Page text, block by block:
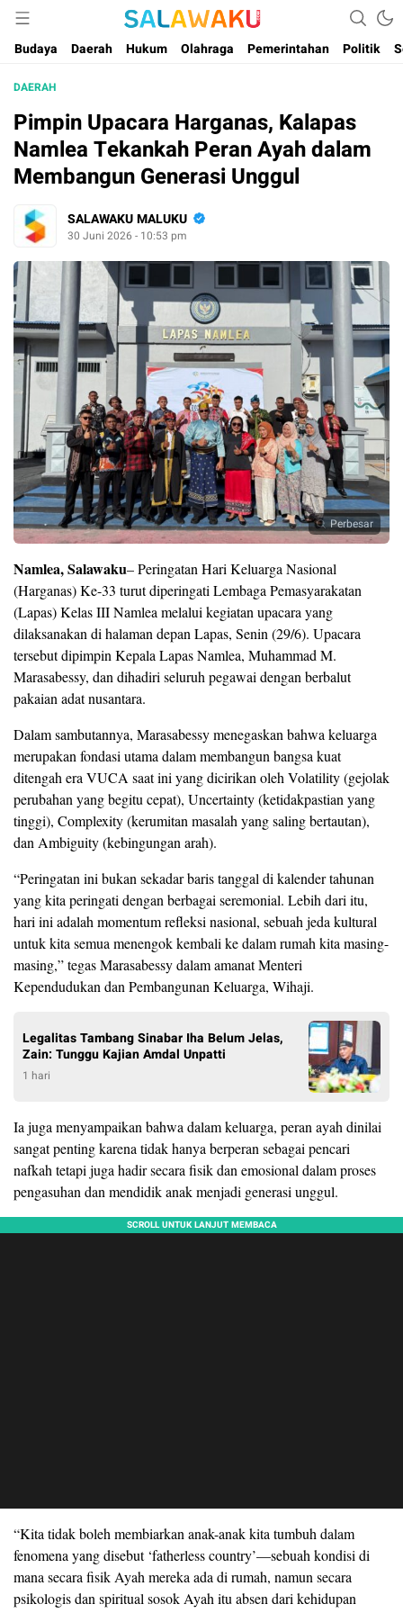
Salawaku Maluku
Salam dan Warta Anak Maluku
Budaya
Daerah Hukum Olahraga Pemerintahan Politik
DAERAH
Pimpin Upacara Harganas, Kalapas
Namlea Tekankah Peran Ayah dalam
Membangun Generasi Unggul
SALAWAKU MALUKU
30 Juni 2026 - 10:53 pm
Perbesar
Namlea, Salawaku– Peringatan Hari Keluarga Nasional
(Harganas) Ke-33 turut diperingati Lembaga Pemasyarakatan
(Lapas) Kelas III Namlea melalui kegiatan upacara yang
dilaksanakan di halaman depan Lapas, Senin (29/6). Upacara
tersebut dipimpin Kepala Lapas Namlea, Muhammad M.
Marasabessy, dan dihadiri seluruh pegawai dengan berbalut
pakaian adat nusantara.
Dalam sambutannya, Marasabessy menegaskan bahwa keluarga
merupakan fondasi utama dalam membangun bangsa kuat
ditengah era VUCA saat ini yang dicirikan oleh Volatility (gejolak
perubahan yang begitu cepat), Uncertainty (ketidakpastian yang
tinggi), Complexity (kerumitan masalah yang saling bertautan),
dan Ambiguity (kebingungan arah).
“Peringatan ini bukan sekadar baris tanggal di kalender tahunan
yang kita peringati dengan berbagai seremonial. Lebih dari itu,
hari ini adalah momentum refleksi nasional, sebuah jeda kultural
untuk kita semua menengok kembali ke dalam rumah kita masing-
masing,” tegas Marasabessy dalam amanat Menteri
Kependudukan dan Pembangunan Keluarga, Wihaji.
Legalitas Tambang Sinabar Iha Belum Jelas,
Zain: Tunggu Kajian Amdal Unpatti
1 hari
Ia juga menyampaikan bahwa dalam keluarga, peran ayah dinilai
sangat penting karena tidak hanya berperan sebagai pencari
nafkah tetapi juga hadir secara fisik dan emosional dalam proses
pengasuhan dan mendidik anak menjadi generasi unggul.
“Kita tidak boleh membiarkan anak-anak kita tumbuh dalam
fenomena yang disebut ‘fatherless country’—sebuah kondisi di
mana secara fisik Ayah mereka ada di rumah, namun secara
psikologis dan spiritual sosok Ayah itu absen dari kehidupan